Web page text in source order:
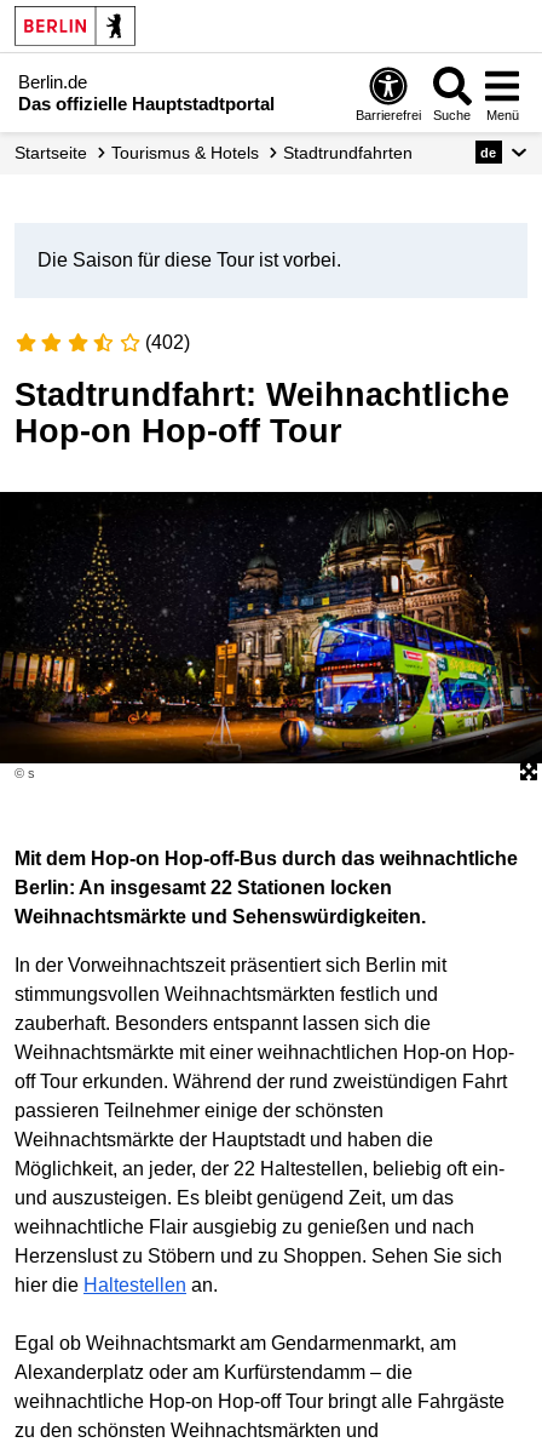
Berlin.de
Das offizielle Hauptstadtportal
Barrierefrei Suche Menü
Startseite Tourismus & Hotels Stadtrundfahrten de
Die Saison für diese Tour ist vorbei.
(402)
Stadtrundfahrt: Weihnachtliche
Hop-on Hop-off Tour
© s
Mit dem Hop-on Hop-off-Bus durch das weihnachtliche
Berlin: An insgesamt 22 Stationen locken
Weihnachtsmärkte und Sehenswürdigkeiten.
In der Vorweihnachtszeit präsentiert sich Berlin mit
stimmungsvollen Weihnachtsmärkten festlich und
zauberhaft. Besonders entspannt lassen sich die
Weihnachtsmärkte mit einer weihnachtlichen Hop-on Hop-
off Tour erkunden. Während der rund zweistündigen Fahrt
passieren Teilnehmer einige der schönsten
Weihnachtsmärkte der Hauptstadt und haben die
Möglichkeit, an jeder, der 22 Haltestellen, beliebig oft ein-
und auszusteigen. Es bleibt genügend Zeit, um das
weihnachtliche Flair ausgiebig zu genießen und nach
Herzenslust zu Stöbern und zu Shoppen. Sehen Sie sich
hier die Haltestellen an.
Egal ob Weihnachtsmarkt am Gendarmenmarkt, am
Alexanderplatz oder am Kurfürstendamm – die
weihnachtliche Hop-on Hop-off Tour bringt alle Fahrgäste
zu den schönsten Weihnachtsmärkten und